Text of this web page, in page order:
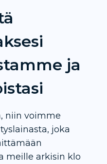
ja
niin voimme
joka
meille arkisin klo